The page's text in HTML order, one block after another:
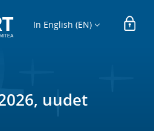
In English (EN)
uudet